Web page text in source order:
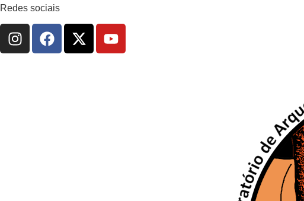
Redes sociais